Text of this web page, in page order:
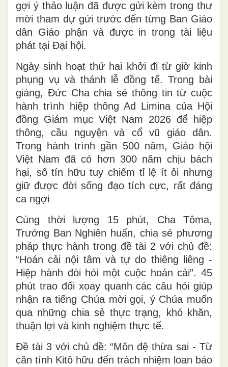
gợi ý thảo luận đã được gửi kèm trong thư
mời tham dự gửi trước đến từng Ban Giáo
dân Giáo phận và được in trong tài liệu
phát tại Đại hội.
Ngày sinh hoạt thứ hai khởi đi từ giờ kinh
phụng vụ và thánh lễ đồng tế. Trong bài
giảng, Đức Cha chia sẻ thông tin từ cuộc
hành trình hiệp thông Ad Limina của Hội
đồng Giám mục Việt Nam 2026 để hiệp
thông, cầu nguyện và cổ vũ giáo dân.
Trong hành trình gần 500 năm, Giáo hội
Việt Nam đã có hơn 300 năm chịu bách
hại, số tín hữu tuy chiếm tỉ lệ ít ỏi nhưng
giữ được đời sống đạo tích cực, rất đáng
ca ngợi
Cùng thời lượng 15 phút, Cha Tôma,
Trưởng Ban Nghiên huấn, chia sẻ phương
pháp thực hành trong đề tài 2 với chủ đề:
“Hoán cải nội tâm và tự do thiêng liêng -
Hiệp hành đòi hỏi một cuộc hoán cải”. 45
phút trao đổi xoay quanh các câu hỏi giúp
nhận ra tiếng Chúa mời gọi, ý Chúa muốn
qua những chia sẻ thực trạng, khó khăn,
thuận lợi và kinh nghiệm thực tế.
Đề tài 3 với chủ đề: “Môn đệ thừa sai - Từ
căn tính Kitô hữu đến trách nhiệm loan báo